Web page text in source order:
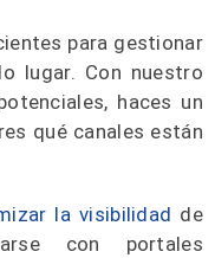
para gestionar
lugar. Con nuestro
haces un
qué canales están
la visibilidad de
con portales